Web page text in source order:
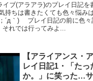
イブ(アラアラ)のプレイ日記を
ちは書きたくても色々悩み
´д｀)ゞ プレイ日記の前に色々
れでは行ってみよ...
【アライアンス・
レイ日記1・「たっ
か。」に笑った…サ